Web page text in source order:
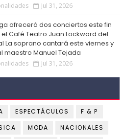
Jul 31, 2026
ofrecerá dos conciertos este fin
Café Teatro Juan Lockward del
La soprano cantará este viernes y
maestro Manuel Tejada
Jul 31, 2026
ESPECTÁCULOS
F & P
MODA
NACIONALES